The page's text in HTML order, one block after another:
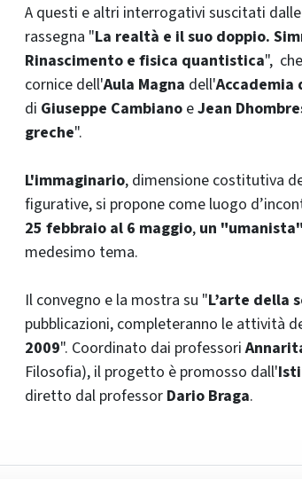
A questi e altri interrogativi suscitati dalle
rassegna "La realtà e il suo doppio.
Rinascimento e fisica quantistica",
cornice dell'Aula Magna dell'Accademia
di Giuseppe Cambiano eJean
greche".
L'immaginario, dimensione costitutiva
figurative, si propone come luogo
25 febbraio al 6 maggio, un
medesimo tema.
Il convegno e la mostra su "L’arte della
pubblicazioni, completeranno le attività
2009". Coordinato dai professori
Filosofia), il progetto è promosso dall'
diretto dal professor Dario Braga.